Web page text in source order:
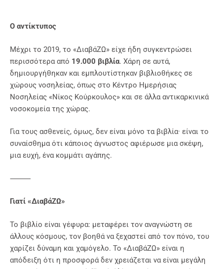
Ο αντίκτυπος
Μέχρι το 2019, το «ΔιαβάΖΩ» είχε ήδη συγκεντρώσει
περισσότερα από 19.000 βιβλία. Χάρη σε αυτά,
δημιουργήθηκαν και εμπλουτίστηκαν βιβλιοθήκες σε
χώρους νοσηλείας, όπως στο Κέντρο Ημερήσιας
Νοσηλείας «Νίκος Κούρκουλος» και σε άλλα αντικαρκινικά
νοσοκομεία της χώρας.
Για τους ασθενείς, όμως, δεν είναι μόνο τα βιβλία· είναι το
συναίσθημα ότι κάποιος άγνωστος αφιέρωσε μια σκέψη,
μια ευχή, ένα κομμάτι αγάπης.
⸻
Γιατί «ΔιαβάΖΩ»
Το βιβλίο είναι γέφυρα: μεταφέρει τον αναγνώστη σε
άλλους κόσμους, τον βοηθά να ξεχαστεί από τον πόνο, του
χαρίζει δύναμη και χαμόγελο. Το «ΔιαβάΖΩ» είναι η
απόδειξη ότι η προσφορά δεν χρειάζεται να είναι μεγάλη